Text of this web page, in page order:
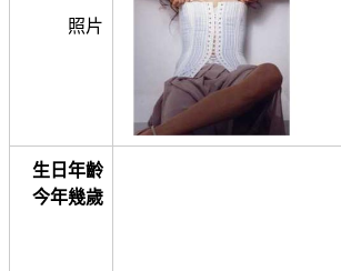
照片
生日年齡
今年幾歲